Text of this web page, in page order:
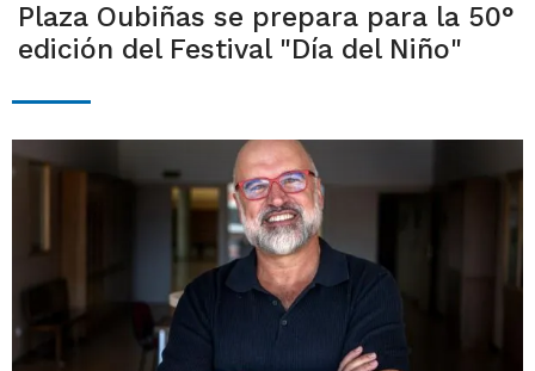
Plaza Oubiñas se prepara para la 50°
edición del Festival "Día del Niño"